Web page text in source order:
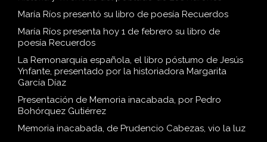
María Ríos presentó su libro de poesía Recuerdos
María Ríos presenta hoy 1 de febrero su libro de
poesía Recuerdos
La Remonarquía española, el libro póstumo de Jesús
Ynfante, presentado por la historiadora Margarita
García Díaz
Presentación de Memoria inacabada, por Pedro
Bohórquez Gutiérrez
Memoria inacabada, de Prudencio Cabezas, vio la luz